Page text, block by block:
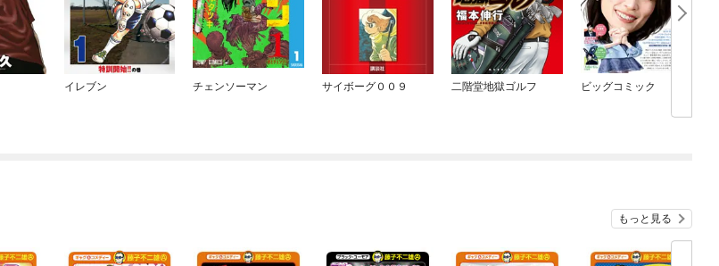
イレブン チェンソーマン サイボーグ００９ 二階堂地獄ゴルフ ビッグコミック
もっと見る